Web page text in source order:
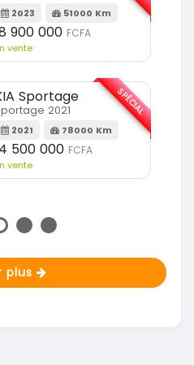
2023 51000 Km
900 000 FCFA
vente
Sportage
2021
2021 78000 Km
500 000 FCFA
vente
SPÉCIAL
plus